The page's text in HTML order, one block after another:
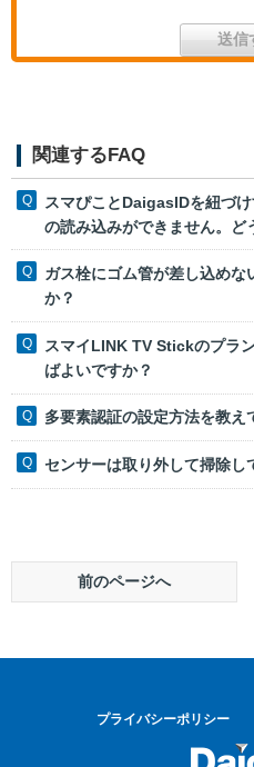
関連するFAQ
スマぴことDaigasIDを紐づけ
の読み込みができません。ど
ガス栓にゴム管が差し込めな
か？
スマイLINK TV Stickのプラ
ばよいですか？
多要素認証の設定方法を教え
センサーは取り外して掃除し
前のページへ
プライバシーポリシー